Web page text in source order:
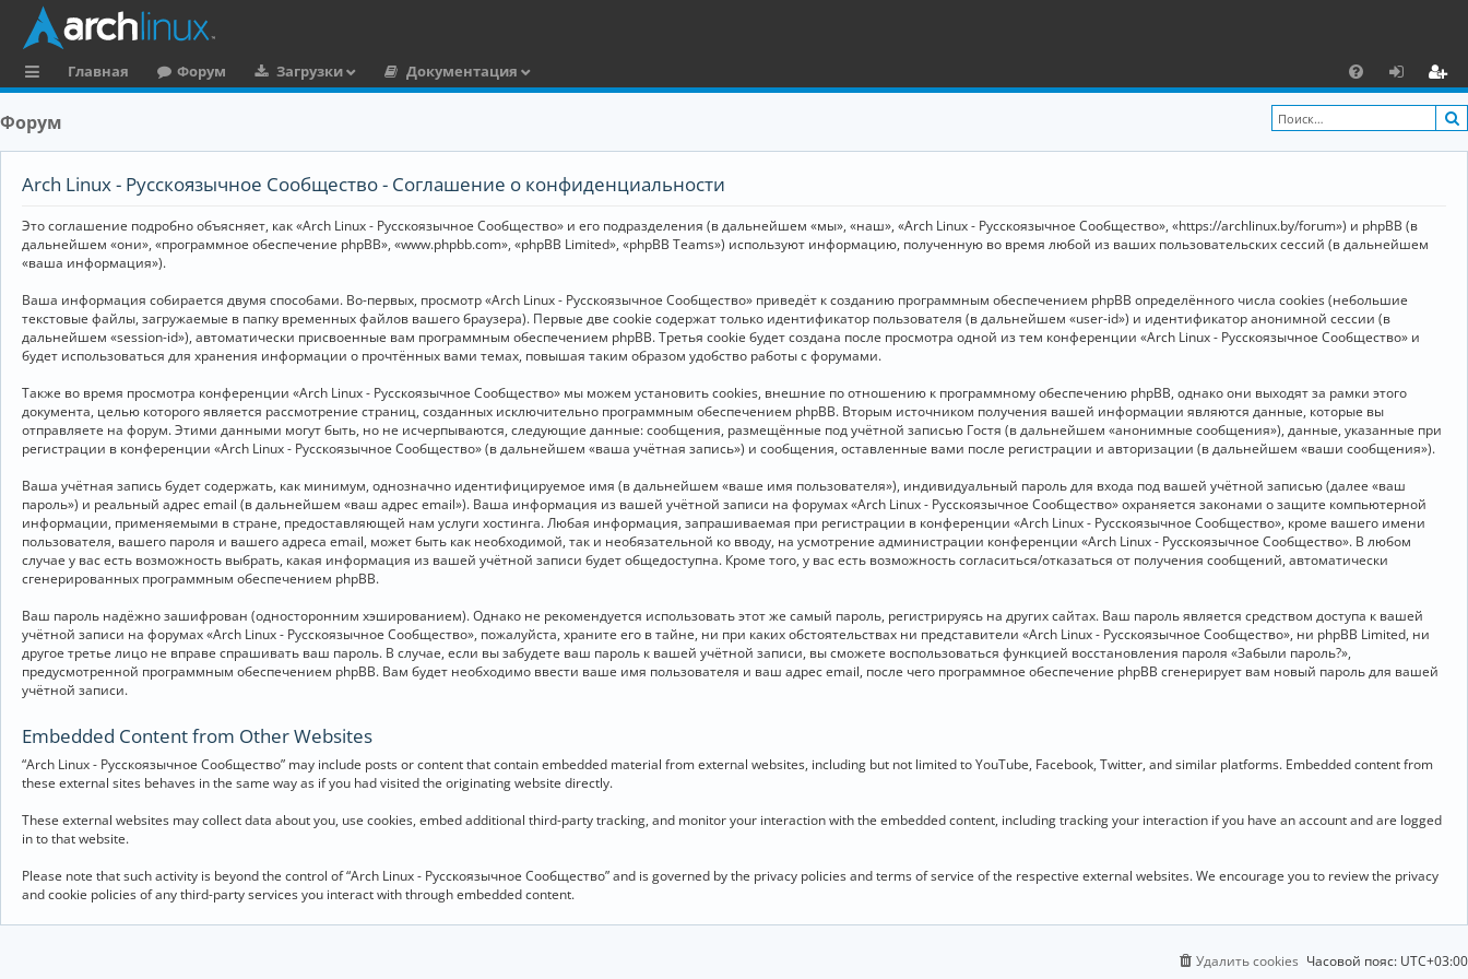
ы
и
Главная Форум Загрузки
Документация
F
A
х
о
ег
и
Форум
Arch Linux - Русскоязычное Сообщество - Соглашение о конфиденциальности
Это соглашение подробно объясняет, как «Arch Linux - Русскоязычное Сообщество» и его подразделения (в дальнейшем «мы», «наш», «Arch Linux - Русскоязычное Сообщество», «https://archlinux.by/forum») и phpBB (в
дальнейшем «они», «программное обеспечение phpBB», «www.phpbb.com», «phpBB Limited», «phpBB Teams») используют информацию, полученную во время любой из ваших пользовательских сессий (в дальнейшем
«ваша информация»).
Ваша информация собирается двумя способами. Во-первых, просмотр «Arch Linux - Русскоязычное Сообщество» приведёт к созданию программным обеспечением phpBB определённого числа cookies (небольшие
текстовые файлы, загружаемые в папку временных файлов вашего браузера). Первые две cookie содержат только идентификатор пользователя (в дальнейшем «user-id») и идентификатор анонимной сессии (в
дальнейшем «session-id»), автоматически присвоенные вам программным обеспечением phpBB. Третья cookie будет создана после просмотра одной из тем конференции «Arch Linux - Русскоязычное Сообщество» и
будет использоваться для хранения информации о прочтённых вами темах, повышая таким образом удобство работы с форумами.
Также во время просмотра конференции «Arch Linux - Русскоязычное Сообщество» мы можем установить cookies, внешние по отношению к программному обеспечению phpBB, однако они выходят за рамки этого
документа, целью которого является рассмотрение страниц, созданных исключительно программным обеспечением phpBB. Вторым источником получения вашей информации являются данные, которые вы
отправляете на форум. Этими данными могут быть, но не исчерпываются, следующие данные: сообщения, размещённые под учётной записью Гостя (в дальнейшем «анонимные сообщения»), данные, указанные при
регистрации в конференции «Arch Linux - Русскоязычное Сообщество» (в дальнейшем «ваша учётная запись») и сообщения, оставленные вами после регистрации и авторизации (в дальнейшем «ваши сообщения»).
Ваша учётная запись будет содержать, как минимум, однозначно идентифицируемое имя (в дальнейшем «ваше имя пользователя»), индивидуальный пароль для входа под вашей учётной записью (далее «ваш
пароль») и реальный адрес email (в дальнейшем «ваш адрес email»). Ваша информация из вашей учётной записи на форумах «Arch Linux - Русскоязычное Сообщество» охраняется законами о защите компьютерной
информации, применяемыми в стране, предоставляющей нам услуги хостинга. Любая информация, запрашиваемая при регистрации в конференции «Arch Linux - Русскоязычное Сообщество», кроме вашего имени
пользователя, вашего пароля и вашего адреса email, может быть как необходимой, так и необязательной ко вводу, на усмотрение администрации конференции «Arch Linux - Русскоязычное Сообщество». В любом
случае у вас есть возможность выбрать, какая информация из вашей учётной записи будет общедоступна. Кроме того, у вас есть возможность согласиться/отказаться от получения сообщений, автоматически
сгенерированных программным обеспечением phpBB.
Ваш пароль надёжно зашифрован (односторонним хэшированием). Однако не рекомендуется использовать этот же самый пароль, регистрируясь на других сайтах. Ваш пароль является средством доступа к вашей
учётной записи на форумах «Arch Linux - Русскоязычное Сообщество», пожалуйста, храните его в тайне, ни при каких обстоятельствах ни представители «Arch Linux - Русскоязычное Сообщество», ни phpBB Limited, ни
другое третье лицо не вправе спрашивать ваш пароль. В случае, если вы забудете ваш пароль к вашей учётной записи, вы сможете воспользоваться функцией восстановления пароля «Забыли пароль?»,
предусмотренной программным обеспечением phpBB. Вам будет необходимо ввести ваше имя пользователя и ваш адрес email, после чего программное обеспечение phpBB сгенерирует вам новый пароль для вашей
учётной записи.
Embedded Content from Other Websites
“Arch Linux - Русскоязычное Сообщество” may include posts or content that contain embedded material from external websites, including but not limited to YouTube, Facebook, Twitter, and similar platforms. Embedded content from
these external sites behaves in the same way as if you had visited the originating website directly.
These external websites may collect data about you, use cookies, embed additional third-party tracking, and monitor your interaction with the embedded content, including tracking your interaction if you have an account and are logged
in to that website.
Please note that such activity is beyond the control of “Arch Linux - Русскоязычное Сообщество” and is governed by the privacy policies and terms of service of the respective external websites. We encourage you to review the privacy
and cookie policies of any third-party services you interact with through embedded content.
Часовой пояс: UTC+03:00
Удалить cookies